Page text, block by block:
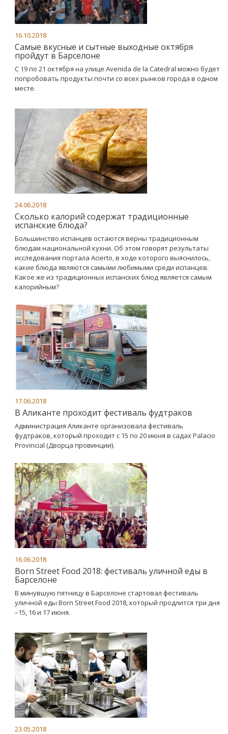
16.10.2018
Самые вкусные и сытные выходные октября
пройдут в Барселоне
C 19 по 21 октября на улице Avenida de la Catedral можно будет
попробовать продукты почти со всех рынков города в одном
месте.
24.06.2018
Сколько калорий содержат традиционные
испанские блюда?
Большинство испанцев остаются верны традиционным
блюдам национальной кухни. Об этом говорят результаты
исследования портала Acierto, в ходе которого выяснилось,
какие блюда являются самыми любимыми среди испанцев.
Какое же из традиционных испанских блюд является самым
калорийным?
17.06.2018
В Аликанте проходит фестиваль фудтраков
Администрация Аликанте организовала фестиваль
фудтраков, который проходит с 15 по 20 июня в садах Palacio
Provincial (Дворца провинции).
16.06.2018
Born Street Food 2018: фестиваль уличной еды в
Барселоне
В минувшую пятницу в Барселоне стартовал фестиваль
уличной еды Born Street Food 2018, который продлится три дня
–15, 16 и 17 июня.
23.05.2018